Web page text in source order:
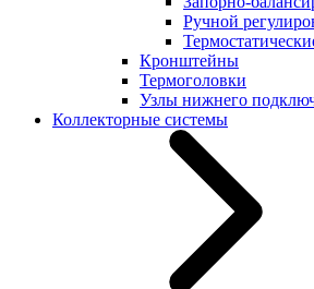
Ручной
Кронштейны
Термоголовки
Узлы нижнего
Коллекторные системы